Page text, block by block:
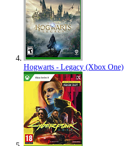
Hogwarts - Legacy (Xbox One)